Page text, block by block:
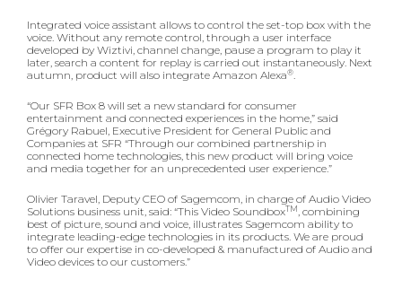
Integrated voice assistant allows to control the set-top box with the
voice. Without any remote control, through a user interface
developed by Wiztivi, channel change, pause a program to play it
later, search a content for replay is carried out instantaneously. Next
autumn, product will also integrate Amazon Alexa®.
“Our SFR Box 8 will set a new standard for consumer
entertainment and connected experiences in the home,” said
Grégory Rabuel, Executive President for General Public and
Companies at SFR “Through our combined partnership in
connected home technologies, this new product will bring voice
and media together for an unprecedented user experience.”
Olivier Taravel, Deputy CEO of Sagemcom, in charge of Audio Video
Solutions business unit, said: “This Video SoundboxTM, combining
best of picture, sound and voice, illustrates Sagemcom ability to
integrate leading-edge technologies in its products. We are proud
to offer our expertise in co-developed & manufactured of Audio and
Video devices to our customers.”